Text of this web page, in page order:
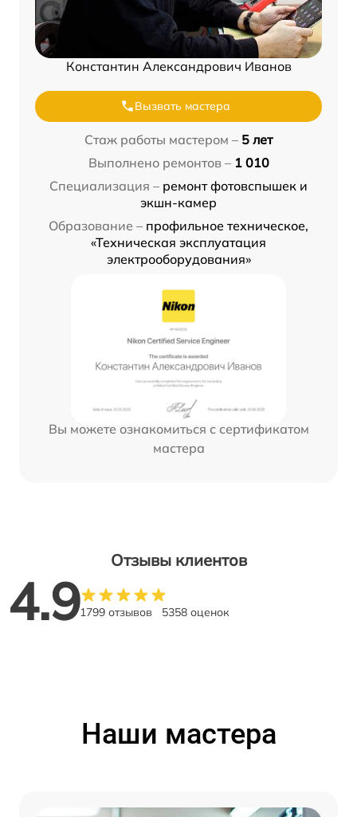
Константин Александрович Иванов
Вызвать мастера
Стаж работы мастером – 5 лет
Выполнено ремонтов – 1 010
Специализация – ремонт фотовспышек и
экшн-камер
Образование – профильное техническое,
«Техническая эксплуатация
электрооборудования»
Вы можете ознакомиться с сертификатом
мастера
Отзывы клиентов
4.91799 отзывов 5358 оценок
Наши мастера